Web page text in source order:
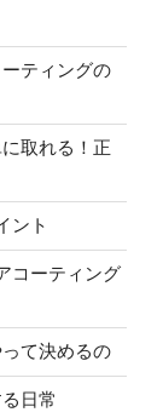
ティングの
取れる！正
ント
コーティング
て決めるの
日常